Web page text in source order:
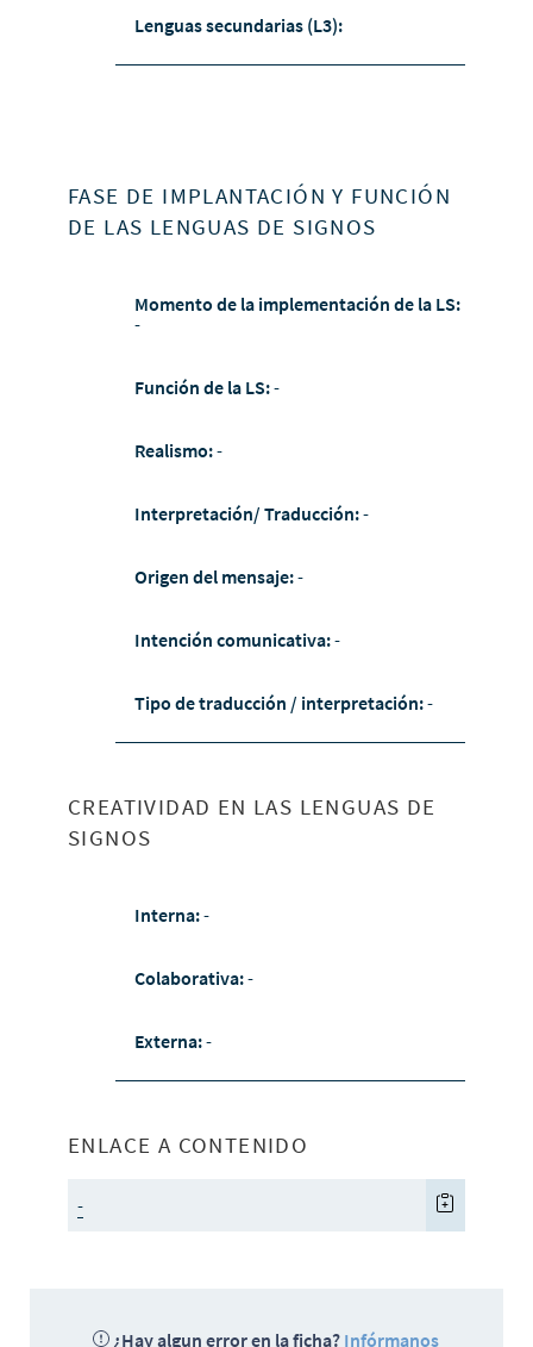
Lenguas secundarias (L3):
FASE DE IMPLANTACIÓN Y FUNCIÓN
DE LAS LENGUAS DE SIGNOS
Momento de la implementación de la LS:
-
Función de la LS:-
Realismo:-
Interpretación/ Traducción:-
Origen del mensaje:-
Intención comunicativa:-
Tipo de traducción / interpretación:-
CREATIVIDAD EN LAS LENGUAS DE
SIGNOS
Interna:-
Colaborativa:-
Externa:-
ENLACE A CONTENIDO
-
¿Hay algun error en la ficha? Infórmanos